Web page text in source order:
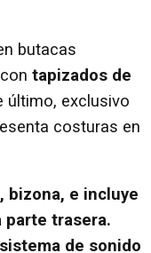
butacas
tapizados de
último, exclusivo
costuras en
bizona, e incluye
parte trasera.
de sonido